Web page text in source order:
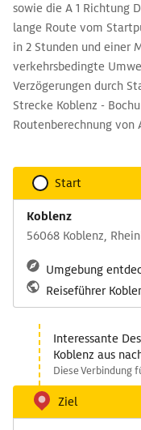
sowie die A 1 Richtung
lange Route vom
in 2 Stunden und einer
verkehrsbedingte
Verzögerungen durch
Strecke Koblenz -
Routenberechnung von
Start
Koblenz
56068 Koblenz,
Umgebung
Reiseführer
Interessante
Koblenz aus
Diese Verbindung
Ziel